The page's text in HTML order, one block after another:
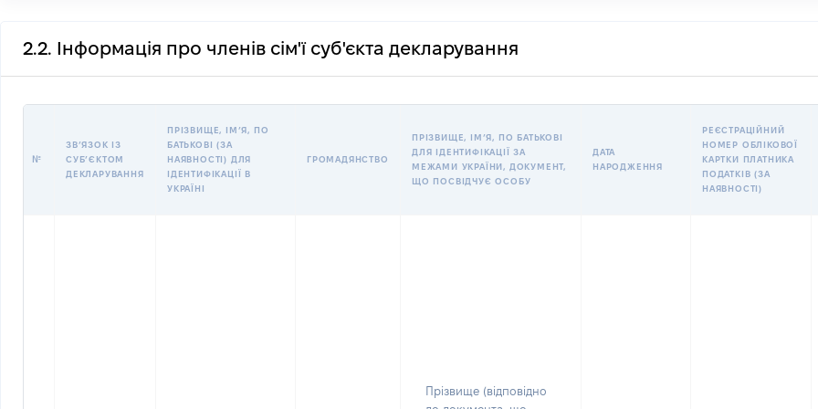
2.2. Інформація про членів сім'ї суб'єкта декларування
№
ЗВʼЯЗОК ІЗ
СУБʼЄКТОМ
ДЕКЛАРУВАННЯ
ПРІЗВИЩЕ, ІМʼЯ, ПО
БАТЬКОВІ (ЗА
НАЯВНОСТІ) ДЛЯ
ІДЕНТИФІКАЦІЇ В
УКРАЇНІ
ГРОМАДЯНСТВО
ПРІЗВИЩЕ, ІМʼЯ, ПО БАТЬКОВІ
ДЛЯ ІДЕНТИФІКАЦІЇ ЗА
МЕЖАМИ УКРАЇНИ, ДОКУМЕНТ,
ЩО ПОСВІДЧУЄ ОСОБУ
ДАТА
НАРОДЖЕННЯ
РЕЄСТРАЦІЙНИЙ
НОМЕР ОБЛІКОВОЇ
КАРТКИ ПЛАТНИКА
ПОДАТКІВ (ЗА
НАЯВНОСТІ)
Прізвище (відповідно